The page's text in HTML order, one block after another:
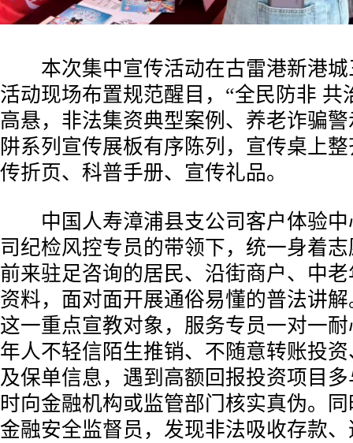
本次集中宣传活动在古雷港新港城
活动现场布置规范醒目，“全民防非 共
高悬，非法集资典型案例、养老诈骗
阱系列宣传展板有序陈列，宣传桌上
传折页、科普手册、宣传礼品。
中国人寿漳浦县支公司客户体验中
司纪检风控专员的带领下，统一身着
前来驻足咨询的居民、沿街商户、中
资料，面对面开展通俗易懂的普法讲
这一重点宣教对象，服务专员一对一
年人不轻信陌生推销、不随意转账投
及保单信息，遇到高额回报投资项目
时向金融机构或监管部门核实真伪。
金融安全监督员，发现非法吸收存款